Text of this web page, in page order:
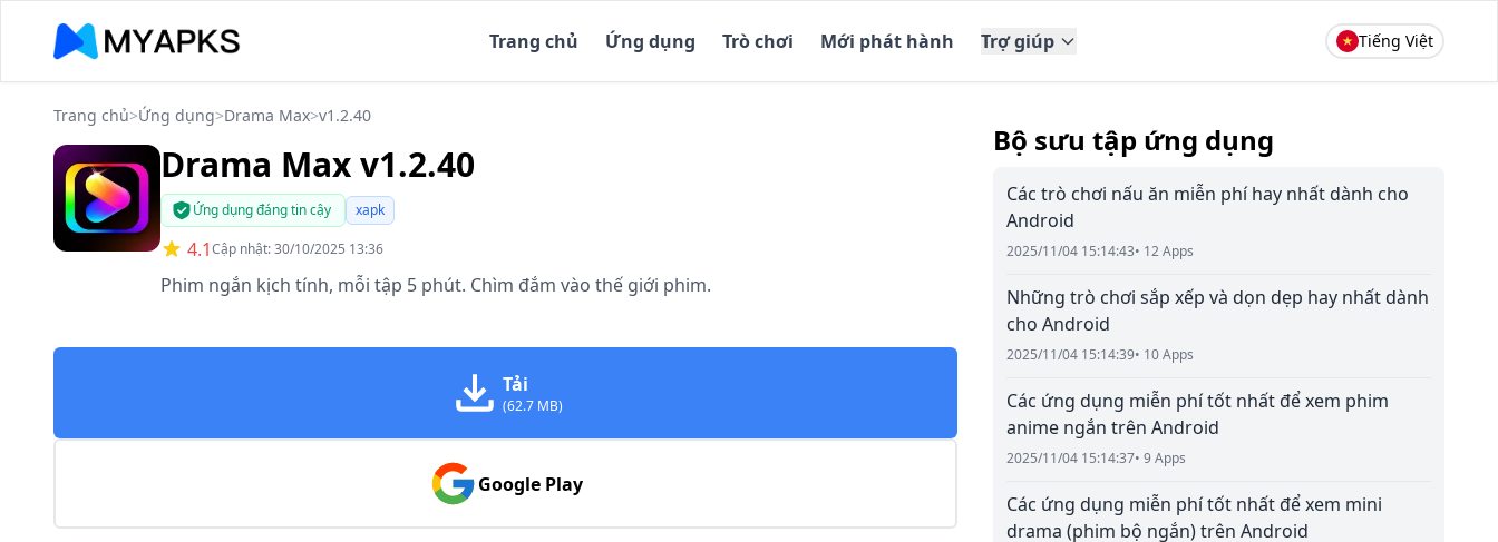
Trang chủ Ứng dụng Trò chơi Mới phát hành Trợ giúp Tiếng Việt
Trang chủ>Ứng dụng>Drama Max>v1.2.40
Drama Max v1.2.40
Ứng dụng đáng tin cậy xapk
4.1Cập nhật: 30/10/2025 13:36
Phim ngắn kịch tính, mỗi tập 5 phút. Chìm đắm vào thế giới phim.
Tải
(62.7 MB)
Google Play
Bộ sưu tập ứng dụng
Các trò chơi nấu ăn miễn phí hay nhất dành cho
Android
2025/11/04 15:14:43• 12 Apps
Những trò chơi sắp xếp và dọn dẹp hay nhất dành
cho Android
2025/11/04 15:14:39• 10 Apps
Các ứng dụng miễn phí tốt nhất để xem phim
anime ngắn trên Android
2025/11/04 15:14:37• 9 Apps
Các ứng dụng miễn phí tốt nhất để xem mini
drama (phim bộ ngắn) trên Android